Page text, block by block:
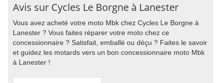
Avis sur Cycles Le Borgne à Lanester
Vous avez acheté votre moto Mbk chez Cycles Le Borgne à
Lanester ? Vous faites réparer votre moto chez ce
concessionnaire ? Satisfait, emballé ou déçu ? Faites le savoir
et guidez les motards vers un bon concessionnaire moto Mbk
à Lanester !